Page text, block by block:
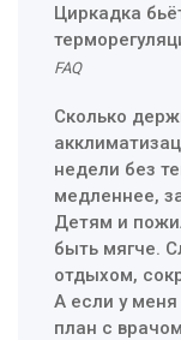
Циркадка
FAQ
Сколько
недели без
медленнее,
Детям и
быть мягче.
отдыхом,
А если у меня
план с